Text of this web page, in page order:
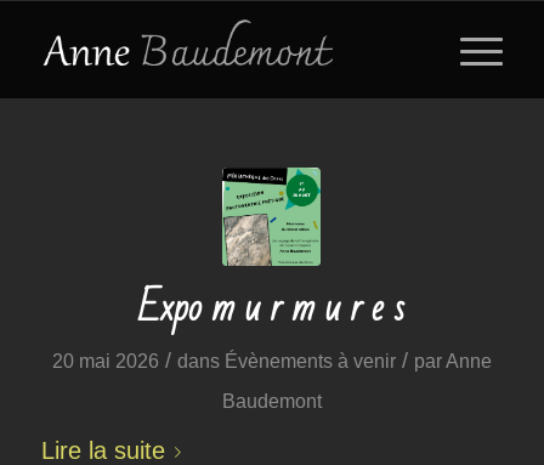
Expo m u r m u r e s
20 mai 2026 / dans Évènements à venir / parAnne
Baudemont
Lire la suite